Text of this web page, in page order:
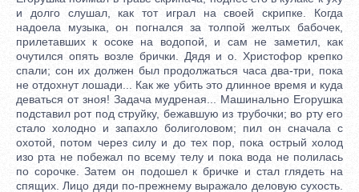
и долго слушал, как тот играл на своей скрипке. Когда
надоела музыка, он погнался за толпой желтых бабочек,
прилетавших к осоке на водопой, и сам не заметил, как
очутился опять возле брички. Дядя и о. Христофор крепко
спали; сон их должен был продолжаться часа два-три, пока
не отдохнут лошади... Как же убить это длинное время и куда
деваться от зноя! Задача мудреная... Машинально Егорушка
подставил рот под струйку, бежавшую из трубочки; во рту его
стало холодно и запахло болиголовом; пил он сначала с
охотой, потом через силу и до тех пор, пока острый холод
изо рта не побежал по всему телу и пока вода не полилась
по сорочке. Затем он подошел к бричке и стал глядеть на
спящих. Лицо дяди по-прежнему выражало деловую сухость.